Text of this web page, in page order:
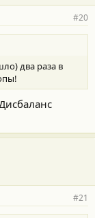
#20
два раза в
#21